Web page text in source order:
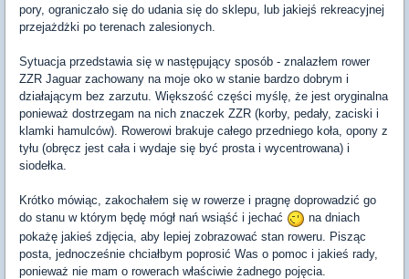
pory, ograniczało się do udania się do sklepu, lub jakiejś rekreacyjnej
przejażdżki po terenach zalesionych.
Sytuacja przedstawia się w następujący sposób - znalazłem rower
ZZR Jaguar zachowany na moje oko w stanie bardzo dobrym i
działającym bez zarzutu. Większość części myślę, że jest oryginalna
ponieważ dostrzegam na nich znaczek ZZR (korby, pedały, zaciski i
klamki hamulców). Rowerowi brakuje całego przedniego koła, opony z
tyłu (obręcz jest cała i wydaje się być prosta i wycentrowana) i
siodełka.
Krótko mówiąc, zakochałem się w rowerze i pragnę doprowadzić go
do stanu w którym będę mógł nań wsiąść i jechać
na dniach
pokażę jakieś zdjęcia, aby lepiej zobrazować stan roweru. Pisząc
posta, jednocześnie chciałbym poprosić Was o pomoc i jakieś rady,
ponieważ nie mam o rowerach właściwie żadnego pojęcia.